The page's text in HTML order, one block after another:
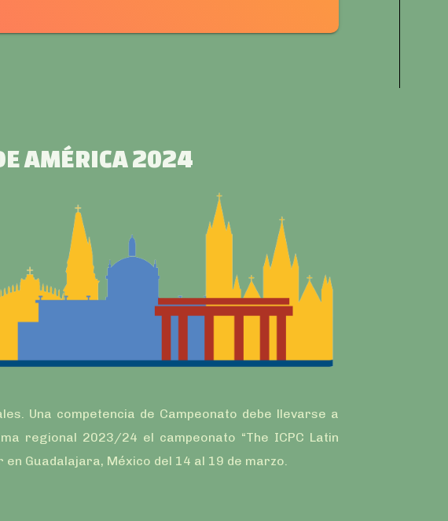
AMÉRICA 2024
Una competencia de Campeonato debe llevarse a
regional 2023/24 el campeonato “The ICPC Latin
Guadalajara, México del 14 al 19 de marzo.